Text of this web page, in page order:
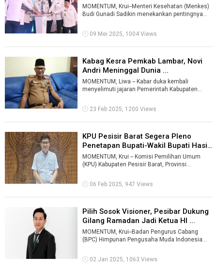
MOMENTUM, Krui--Menteri Kesehatan (Menkes)
Budi Gunadi Sadikin menekankan pentingnya
09 Mei 2025, 1004 Views
Kabag Kesra Pemkab Lambar, Novi
Andri Meninggal Dunia ...
MOMENTUM, Liwa -- Kabar duka kembali
menyelimuti jajaran Pemerintah Kabupaten
Kepala B ...
23 Feb 2025, 1200 Views
KPU Pesisir Barat Segera Pleno
Penetapan Bupati-Wakil Bupati Hasi
...
MOMENTUM, Krui -- Komisi Pemilihan Umum
(KPU) Kabupaten Pesisir Barat, Provinsi
penetapan ...
06 Feb 2025, 947 Views
Pilih Sosok Visioner, Pesibar Dukung
Gilang Ramadan Jadi Ketua HI ...
MOMENTUM, Krui--Badan Pengurus Cabang
(BPC) Himpunan Pengusaha Muda Indonesia
02 Jan 2025, 1063 Views